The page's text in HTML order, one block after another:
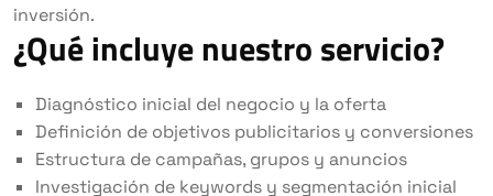
inversión.
¿Qué incluye nuestro servicio?
Diagnóstico inicial del negocio y la oferta
Definición de objetivos publicitarios y conversiones
Estructura de campañas, grupos y anuncios
Investigación de keywords y segmentación inicial